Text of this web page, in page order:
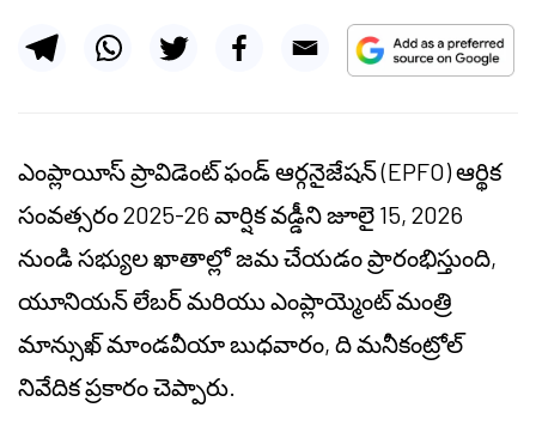
ఎంప్లాయీస్ ప్రావిడెంట్ ఫండ్ ఆర్గనైజేషన్ (EPFO) ఆర్థిక
సంవత్సరం 2025-26 వార్షిక వడ్డీని జూలై 15, 2026
నుండి సభ్యుల ఖాతాల్లో జమ చేయడం ప్రారంభిస్తుంది,
యూనియన్ లేబర్ మరియు ఎంప్లాయ్మెంట్ మంత్రి
మాన్సుఖ్ మాండవీయా బుధవారం, ది మనీకంట్రోల్
నివేదిక ప్రకారం చెప్పారు.